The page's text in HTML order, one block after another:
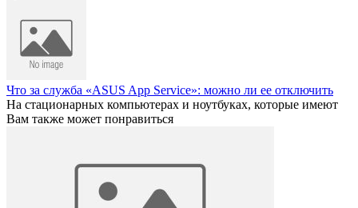
Что за служба «ASUS App Service»: можно ли ее отключить
На стационарных компьютерах и ноутбуках, которые имеют
Вам также может понравиться